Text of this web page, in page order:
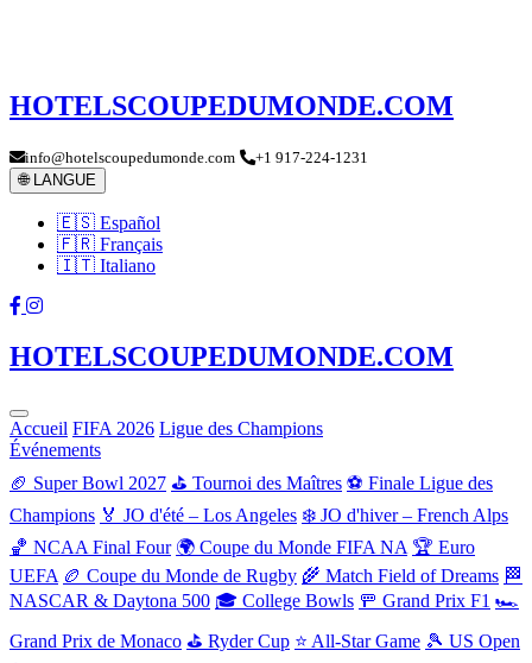
HOTELSCOUPEDUMONDE.COM
info@hotelscoupedumonde.com
+1 917-224-1231
🌐 LANGUE
🇪🇸 Español
🇫🇷 Français
🇮🇹 Italiano
HOTELSCOUPEDUMONDE.COM
Accueil FIFA 2026 Ligue des Champions
Événements
🏈 Super Bowl 2027 ⛳ Tournoi des Maîtres ⚽ Finale Ligue des
Champions 🏅 JO d'été – Los Angeles ❄️ JO d'hiver – French Alps
🏀 NCAA Final Four 🌍 Coupe du Monde FIFA NA 🏆 Euro
UEFA 🏉 Coupe du Monde de Rugby 🌾 Match Field of Dreams 🏁
NASCAR & Daytona 500 🎓 College Bowls 🚥 Grand Prix F1 🏎️
Grand Prix de Monaco ⛳ Ryder Cup ⭐ All-Star Game 🎾 US Open